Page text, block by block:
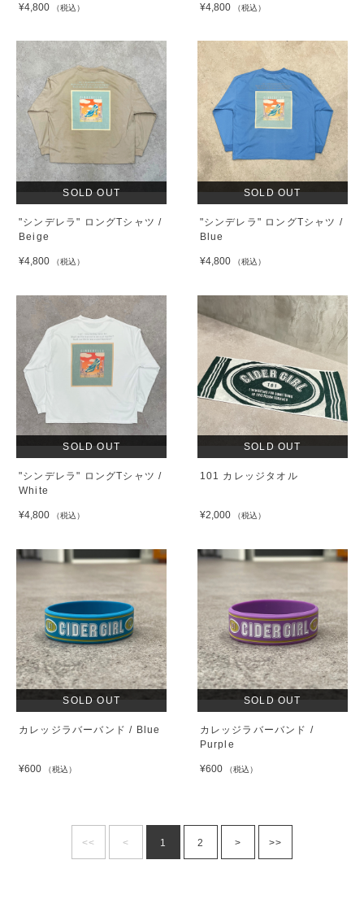
¥4,800 （税込） ¥4,800 （税込）
SOLD OUT
"シンデレラ" ロングTシャツ /
Beige
¥4,800 （税込）
SOLD OUT
"シンデレラ" ロングTシャツ /
Blue
¥4,800 （税込）
SOLD OUT
"シンデレラ" ロングTシャツ /
White
¥4,800 （税込）
SOLD OUT
101 カレッジタオル
¥2,000 （税込）
SOLD OUT
カレッジラバーバンド / Blue
¥600 （税込）
SOLD OUT
カレッジラバーバンド /
Purple
¥600 （税込）
<< < 1 2 > >>